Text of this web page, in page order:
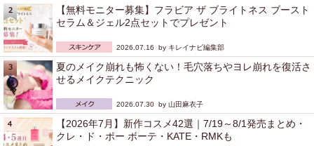
【無料モニター募集】フラビア ザ ブライトネス ブースト
セラム＆ジェル2点セットでプレゼント
2026.07.16 by キレイナビ編集部
夏のメイク崩れも怖くない！毛穴落ちやヨレ崩れを復活さ
せるメイクテクニック
2026.07.30 by 山田麻衣子
【2026年7月】新作コスメ42選｜7/19～8/1発売まとめ・
クレ・ド・ポー ボーテ・KATE・RMKも